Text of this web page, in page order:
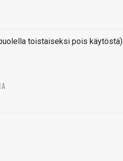
toistaiseksi pois käytöstä)